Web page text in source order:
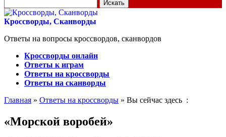
для:
Кроссворды, Сканворды
Ответы на вопросы кроссвордов, сканвордов
Кроссворды онлайн
Ответы к играм
Ответы на кроссворды
Ответы на сканворды
Главная » Ответы на кроссворды » Вы сейчас здесь :
«Морской воробей»